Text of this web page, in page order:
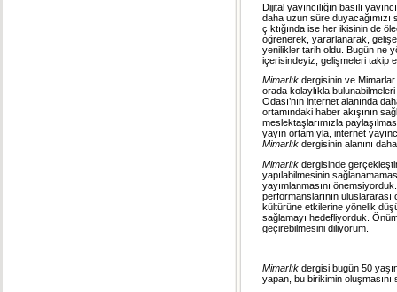
Dijital yayıncılığın basılı
daha uzun süre duyacağımızı
çıktığında ise her ikisinin de
öğrenerek, yararlanarak,
yenilikler tarih oldu. Bugün ne
içerisindeyiz; gelişmeleri takip
Mimarlık dergisinin ve Mimarlar
orada kolaylıkla
Odası’nın internet alanında
ortamındaki haber akışının
meslektaşlarımızla
yayın ortamıyla, internet
Mimarlık dergisinin alanını
Mimarlık dergisinde
yapılabilmesinin
yayımlanmasını
performanslarının uluslararası
kültürüne etkilerine yönelik
sağlamayı hedefliyorduk.
geçirebilmesini diliyorum.
Mimarlık dergisi bugün 50
yapan, bu birikimin